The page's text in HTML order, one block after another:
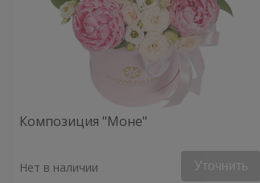
Композиция "Моне"
Нет в наличии Уточнить